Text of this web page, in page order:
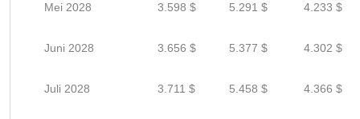
Mei 2028 3.598 $ 5.291 $ 4.233 $
Juni 2028 3.656 $ 5.377 $ 4.302 $
Juli 2028 3.711 $ 5.458 $ 4.366 $